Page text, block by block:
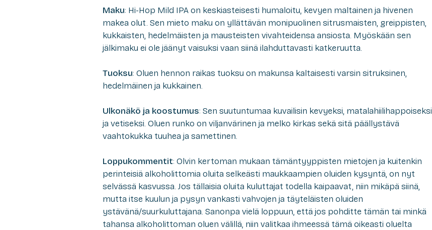
Maku: Hi-Hop Mild IPA on keskiasteisesti humaloitu, kevyen maltainen ja hivenen
makea olut. Sen mieto maku on yllättävän monipuolinen sitrusmaisten, greippisten,
kukkaisten, hedelmäisten ja mausteisten vivahteidensa ansiosta. Myöskään sen
jälkimaku ei ole jäänyt vaisuksi vaan siinä ilahduttavasti katkeruutta.
Tuoksu: Oluen hennon raikas tuoksu on makunsa kaltaisesti varsin sitruksinen,
hedelmäinen ja kukkainen.
Ulkonäkö ja koostumus: Sen suutuntumaa kuvailisin kevyeksi, matalahiilihappoiseksi
ja vetiseksi. Oluen runko on viljanvärinen ja melko kirkas sekä sitä päällystävä
vaahtokukka tuuhea ja samettinen.
Loppukommentit: Olvin kertoman mukaan tämäntyyppisten mietojen ja kuitenkin
perinteisiä alkoholittomia oluita selkeästi maukkaampien oluiden kysyntä, on nyt
selvässä kasvussa. Jos tällaisia oluita kuluttajat todella kaipaavat, niin mikäpä siinä,
mutta itse kuulun ja pysyn vankasti vahvojen ja täyteläisten oluiden
ystävänä/suurkuluttajana. Sanonpa vielä loppuun, että jos pohditte tämän tai minkä
tahansa alkoholittoman oluen välillä, niin valitkaa ihmeessä tämä oikeasti oluelta